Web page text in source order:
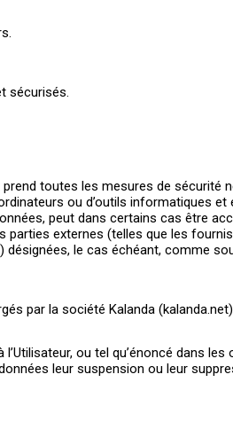
sécurisés.
toutes les mesures de
ou d’outils informatiques
peut dans certains cas être
externes (telles que les
le cas échéant, comme
par la société Kalanda
ou tel qu’énoncé dans
leur suspension ou leur